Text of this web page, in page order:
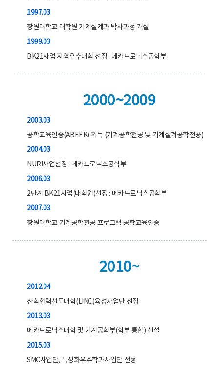
1997.03
창원대학교 대학원 기계설계과 박사과정 개설
1999.03
BK21사업 지역우수대학 선정 : 메카트로닉스공학부
2000~2009
2003.03
공학교육인증(ABEEK) 획득 (기계공학전공 및 기계설계공학전공)
2004.03
NURI사업선정 : 메카트로닉스공학부
2006.03
2단계 BK21사업(대학원)선정 : 메카트로닉스공학부
2007.03
창원대학교 기계공학전공 프로그램 공학교육인증
2010~
2012.04
산학협력선도대학(LINC)육성사업단 선정
2013.03
메카트로닉스대학 및 기계공학부(학부 통합) 신설
2015.03
SMC사업단, 특성화우수학과사업단 선정